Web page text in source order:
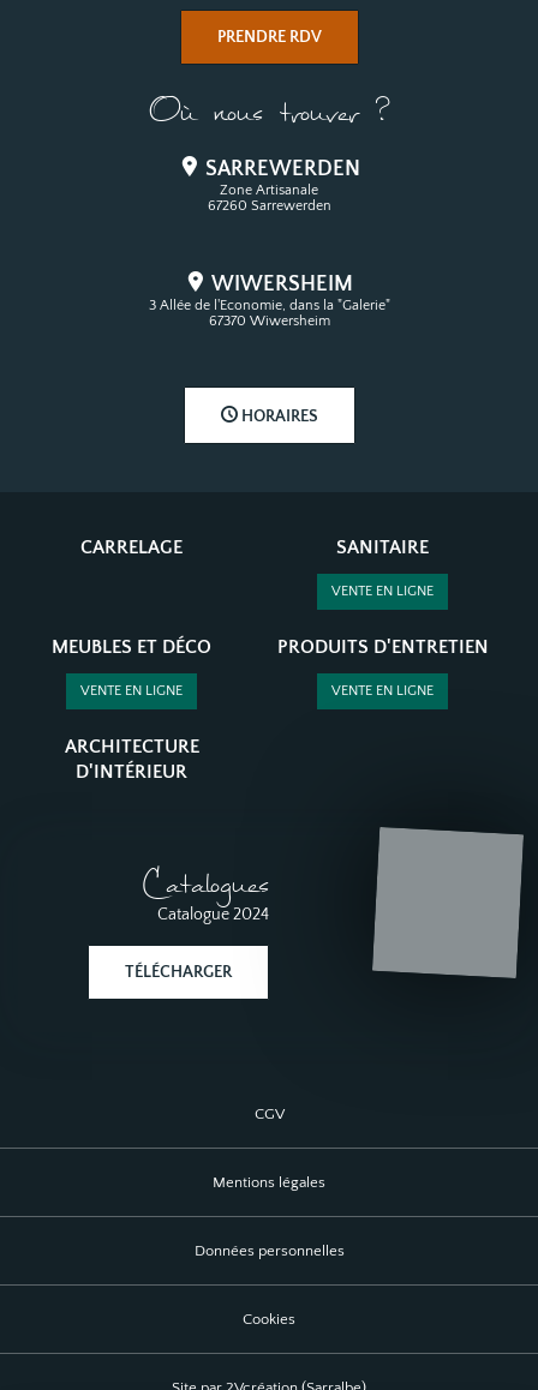
PRENDRE RDV
Où nous trouver ?
SARREWERDEN
Zone Artisanale
67260 Sarrewerden
WIWERSHEIM
3 Allée de l'Economie, dans la "Galerie"
67370 Wiwersheim
HORAIRES
CARRELAGE SANITAIRE
VENTE EN LIGNE
MEUBLES ET DÉCO
VENTE EN LIGNE
PRODUITS D'ENTRETIEN
VENTE EN LIGNE
ARCHITECTURE
D'INTÉRIEUR
Catalogues
Catalogue 2024
TÉLÉCHARGER
CGV
Mentions légales
Données personnelles
Cookies